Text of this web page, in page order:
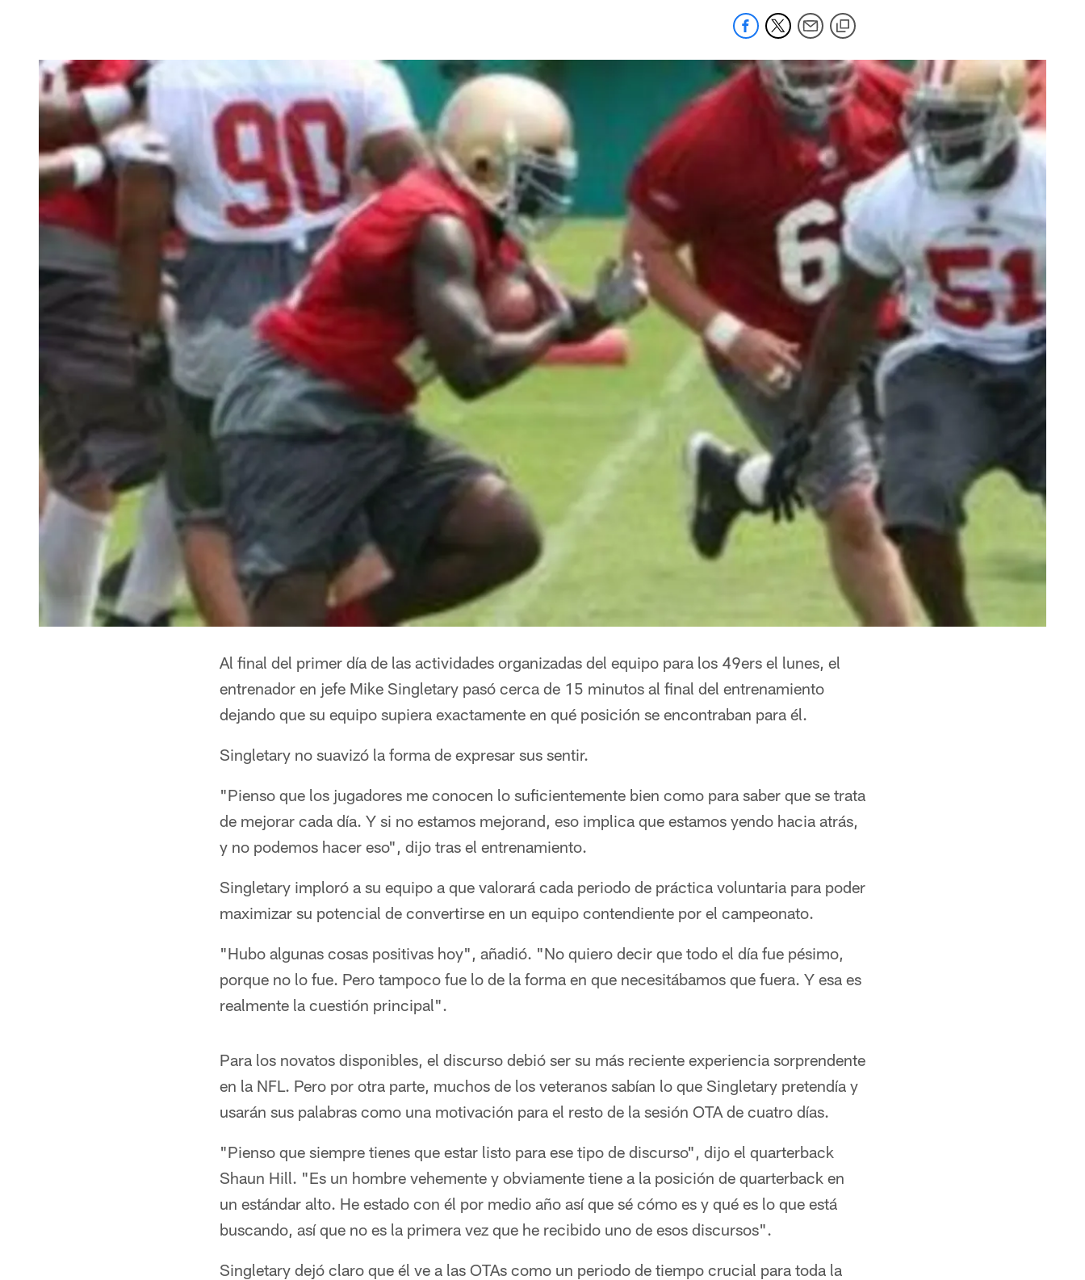
Al final del primer día de las actividades organizadas del equipo para los 49ers el lunes, el
entrenador en jefe Mike Singletary pasó cerca de 15 minutos al final del entrenamiento
dejando que su equipo supiera exactamente en qué posición se encontraban para él.
Singletary no suavizó la forma de expresar sus sentir.
"Pienso que los jugadores me conocen lo suficientemente bien como para saber que se trata
de mejorar cada día. Y si no estamos mejorand, eso implica que estamos yendo hacia atrás,
y no podemos hacer eso", dijo tras el entrenamiento.
Singletary imploró a su equipo a que valorará cada periodo de práctica voluntaria para poder
maximizar su potencial de convertirse en un equipo contendiente por el campeonato.
"Hubo algunas cosas positivas hoy", añadió. "No quiero decir que todo el día fue pésimo,
porque no lo fue. Pero tampoco fue lo de la forma en que necesitábamos que fuera. Y esa es
realmente la cuestión principal".
Para los novatos disponibles, el discurso debió ser su más reciente experiencia sorprendente
en la NFL. Pero por otra parte, muchos de los veteranos sabían lo que Singletary pretendía y
usarán sus palabras como una motivación para el resto de la sesión OTA de cuatro días.
"Pienso que siempre tienes que estar listo para ese tipo de discurso", dijo el quarterback
Shaun Hill. "Es un hombre vehemente y obviamente tiene a la posición de quarterback en
un estándar alto. He estado con él por medio año así que sé cómo es y qué es lo que está
buscando, así que no es la primera vez que he recibido uno de esos discursos".
Singletary dejó claro que él ve a las OTAs como un periodo de tiempo crucial para toda la